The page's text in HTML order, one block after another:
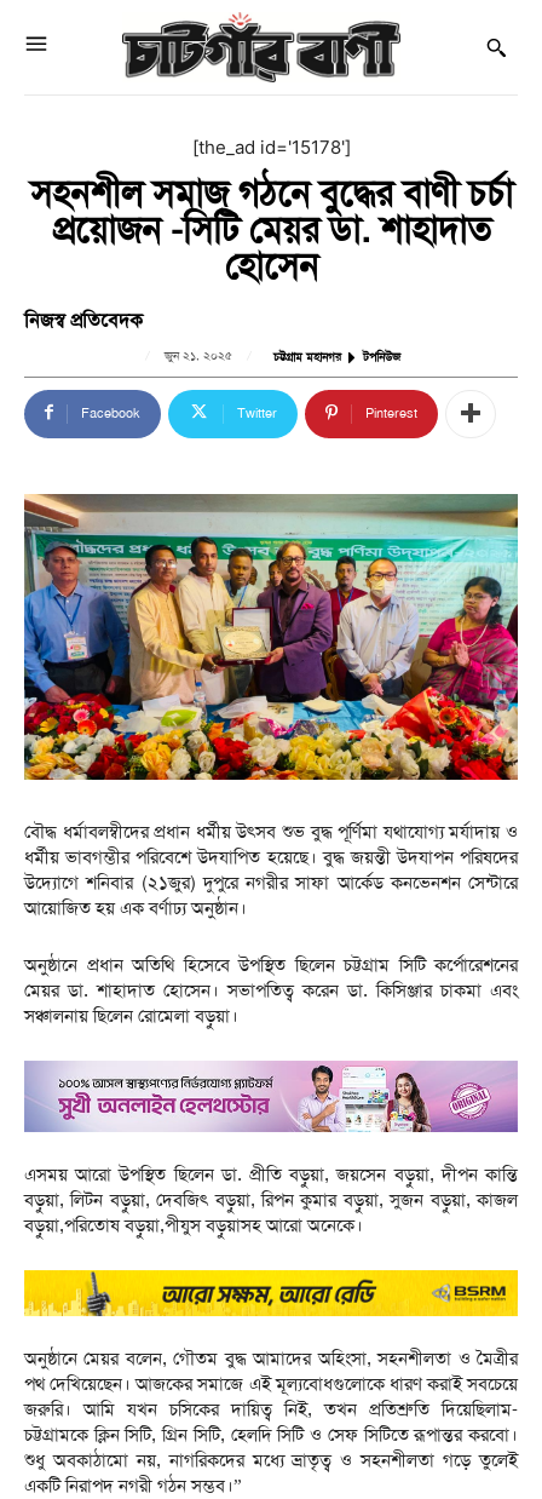
[the_ad id='15178']
সহনশীল সমাজ গঠনে বুদ্ধের বাণী চর্চা
প্রয়োজন -সিটি মেয়র ডা. শাহাদাত
হোসেন
নিজস্ব প্রতিবেদক
জুন ২১, ২০২৫ চট্টগ্রাম মহানগর টপনিউজ
Facebook Twitter Pinterest
বৌদ্ধ ধর্মাবলম্বীদের প্রধান ধর্মীয় উৎসব শুভ বুদ্ধ পূর্ণিমা যথাযোগ্য মর্যাদায় ও
ধর্মীয় ভাবগম্ভীর পরিবেশে উদযাপিত হয়েছে। বুদ্ধ জয়ন্তী উদযাপন পরিষদের
উদ্যোগে শনিবার (২১জুর) দুপুরে নগরীর সাফা আর্কেড কনভেনশন সেন্টারে
আয়োজিত হয় এক বর্ণাঢ্য অনুষ্ঠান।
অনুষ্ঠানে প্রধান অতিথি হিসেবে উপস্থিত ছিলেন চট্টগ্রাম সিটি কর্পোরেশনের
মেয়র ডা. শাহাদাত হোসেন। সভাপতিত্ব করেন ডা. কিসিঞ্জার চাকমা এবং
সঞ্চালনায় ছিলেন রোমেলা বড়ুয়া।
এসময় আরো উপস্থিত ছিলেন ডা. প্রীতি বড়ুয়া, জয়সেন বড়ুয়া, দীপন কান্তি
বড়ুয়া, লিটন বড়ুয়া, দেবজিৎ বড়ুয়া, রিপন কুমার বড়ুয়া, সুজন বড়ুয়া, কাজল
বড়ুয়া,পরিতোষ বড়ুয়া,পীযুস বড়ুয়াসহ আরো অনেকে।
অনুষ্ঠানে মেয়র বলেন, গৌতম বুদ্ধ আমাদের অহিংসা, সহনশীলতা ও মৈত্রীর
পথ দেখিয়েছেন। আজকের সমাজে এই মূল্যবোধগুলোকে ধারণ করাই সবচেয়ে
জরুরি। আমি যখন চসিকের দায়িত্ব নিই, তখন প্রতিশ্রুতি দিয়েছিলাম-
চট্টগ্রামকে ক্লিন সিটি, গ্রিন সিটি, হেলদি সিটি ও সেফ সিটিতে রূপান্তর করবো।
শুধু অবকাঠামো নয়, নাগরিকদের মধ্যে ভ্রাতৃত্ব ও সহনশীলতা গড়ে তুলেই
একটি নিরাপদ নগরী গঠন সম্ভব।”